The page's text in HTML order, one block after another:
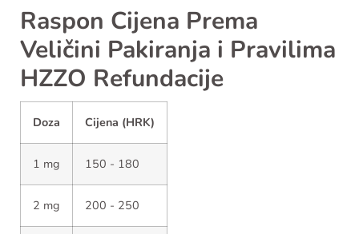
Raspon Cijena Prema
Veličini Pakiranja i Pravilima
HZZO Refundacije
Doza Cijena (HRK)
1 mg 150 - 180
2 mg 200 - 250